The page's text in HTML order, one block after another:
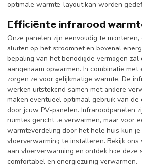
optimale warmte-layout kan worden
Efficiënte infrarood
Onze panelen zijn eenvoudig te
sluiten op het stroomnet en bovenal
bepaling van het benodigde vermogen zal
aangenaam opwarmen. In combinatie met
zorgen ze voor gelijkmatige warmte. De
werken uitstekend samen met andere
maken eventueel optimaal gebruik van de
door jouw PV-panelen. Infraroodpanelen
ruimtes gericht te verwarmen, maar voor
warmteverdeling door het hele huis kun
vloerverwarming te installeren. Bekijk ons
aan vloerverwarming en ontdek hoe deze
comfortabel en energiezuinig verwarmen.